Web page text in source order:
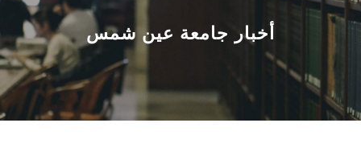
القطاعـات
الشئون الأكاديمية
البحث العلمي
أخبار جامعة عين شمس